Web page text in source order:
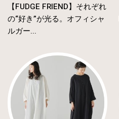
【FUDGE FRIEND】それぞれ
の“好き”が光る。オフィシャ
ルガー...